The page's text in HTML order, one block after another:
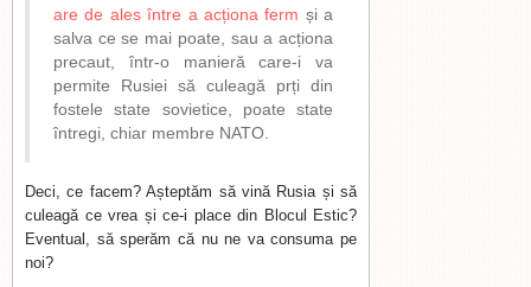
are de ales între a acționa ferm și a
salva ce se mai poate, sau a acționa
precaut, într-o manieră care-i va
permite Rusiei să culeagă prți din
fostele state sovietice, poate state
întregi, chiar membre NATO.
Deci, ce facem? Așteptăm să vină Rusia și să
culeagă ce vrea și ce-i place din Blocul Estic?
Eventual, să sperăm că nu ne va consuma pe
noi?